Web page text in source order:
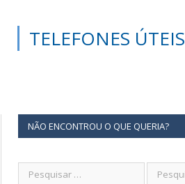
TELEFONES ÚTEIS
NÃO ENCONTROU O QUE QUERIA?